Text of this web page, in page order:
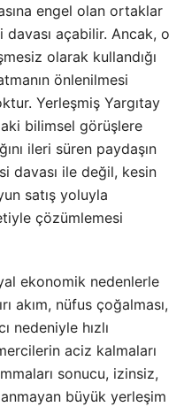
engel olan ortaklar
davası açabilir. Ancak, o
olarak kullandığı
önlenilmesi
Yerleşmiş Yargıtay
bilimsel görüşlere
ileri süren paydaşın
davası ile değil, kesin
satış yoluyla
çözümlemesi
ekonomik nedenlerle
akım, nüfus çoğalması,
nedeniyle hızlı
aciz kalmaları
sonucu, izinsiz,
büyük yerleşim